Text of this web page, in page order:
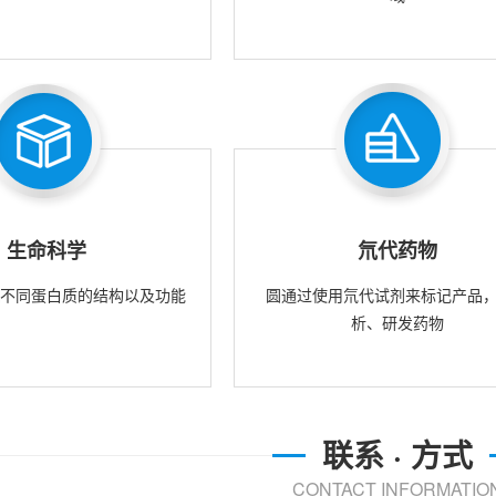
生命科学
同蛋白质的结构以及功能
氘代药物
圆通过使用氘代试剂来标记产品
析、研发药物
联系 · 方式
CONTACT